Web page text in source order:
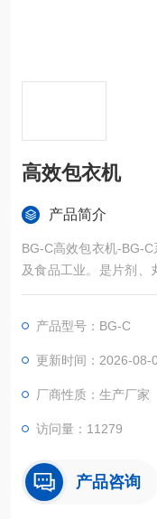
高效包衣机
产品简介
BG-C高效包衣机-BG-
及食品工业。是片剂、
薄膜的一种具有高效、
产品型号：BG-C
更新时间：2026-08-
厂商性质：生产厂家
访问量：11279
产品咨询